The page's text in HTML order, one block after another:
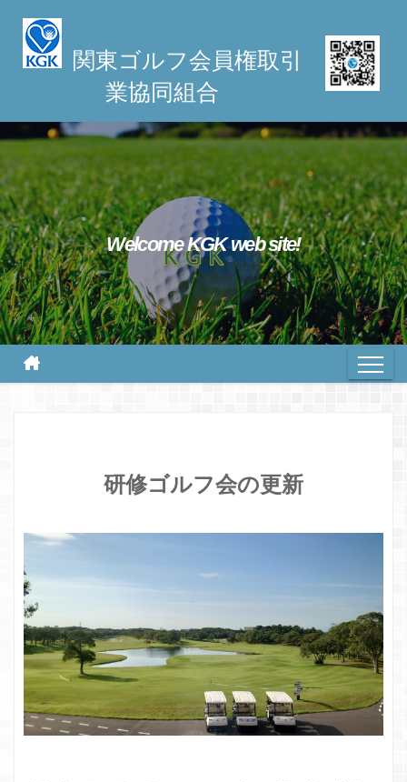
o
o
n
t
e
n
t
関東ゴルフ会員権取引
業協同組合
Welcome KGK web site!
研修ゴルフ会の更新